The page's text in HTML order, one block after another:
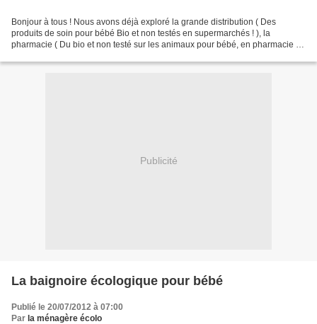
Bonjour à tous ! Nous avons déjà exploré la grande distribution ( Des
produits de soin pour bébé Bio et non testés en supermarchés ! ), la
pharmacie ( Du bio et non testé sur les animaux pour bébé, en pharmacie ! ),
Publicité
La baignoire écologique pour bébé
Publié le 20/07/2012 à 07:00
Par la ménagère écolo